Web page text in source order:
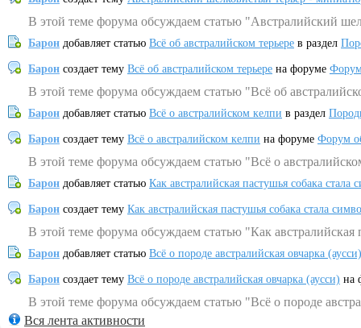
В этой теме форума обсуждаем статью "Австралийский
Барон добавляет статью Всё об австралийском терьере в раздел
Барон создает тему Всё об австралийском терьере на форуме
В этой теме форума обсуждаем статью "Всё об
Барон добавляет статью Всё о австралийском келпи в раздел
Барон создает тему Всё о австралийском келпи на форуме Форум
В этой теме форума обсуждаем статью "Всё о
Барон добавляет статью Как австралийская пастушья собака
Барон создает тему Как австралийская пастушья собака стала
В этой теме форума обсуждаем статью "Как
Барон добавляет статью Всё о породе австралийская овчарка (аусси)
Барон создает тему Всё о породе австралийская овчарка (аусси) на
В этой теме форума обсуждаем статью "Всё о породе
Вся лента активности